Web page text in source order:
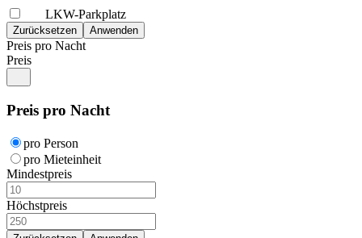
LKW-Parkplatz
Preis pro Nacht
Preis
Preis pro Nacht
pro Person
pro Mieteinheit
Mindestpreis
Höchstpreis